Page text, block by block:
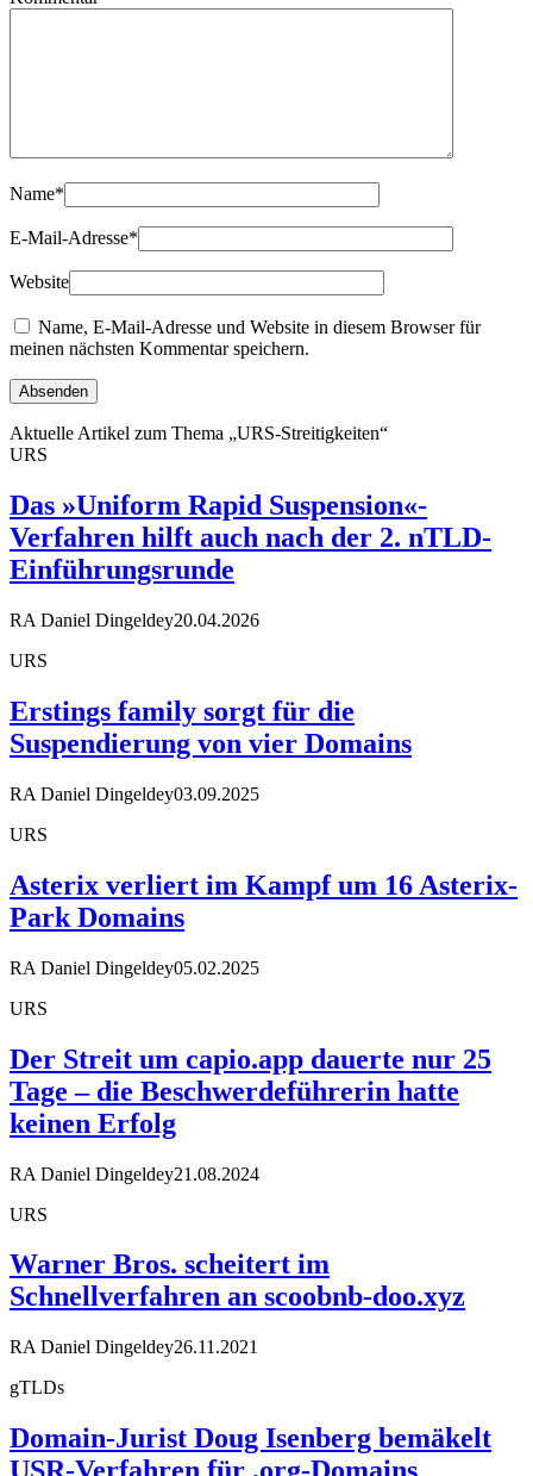
Name*
E-Mail-Adresse*
Website
Name, E-Mail-Adresse und Website in diesem Browser für
meinen nächsten Kommentar speichern.
Aktuelle Artikel zum Thema „URS-Streitigkeiten“
URS
Das »Uniform Rapid Suspension«-
Verfahren hilft auch nach der 2. nTLD-
Einführungsrunde
RA Daniel Dingeldey20.04.2026
URS
Erstings family sorgt für die
Suspendierung von vier Domains
RA Daniel Dingeldey03.09.2025
URS
Asterix verliert im Kampf um 16 Asterix-
Park Domains
RA Daniel Dingeldey05.02.2025
URS
Der Streit um capio.app dauerte nur 25
Tage – die Beschwerdeführerin hatte
keinen Erfolg
RA Daniel Dingeldey21.08.2024
URS
Warner Bros. scheitert im
Schnellverfahren an scoobnb-doo.xyz
RA Daniel Dingeldey26.11.2021
gTLDs
Domain-Jurist Doug Isenberg bemäkelt